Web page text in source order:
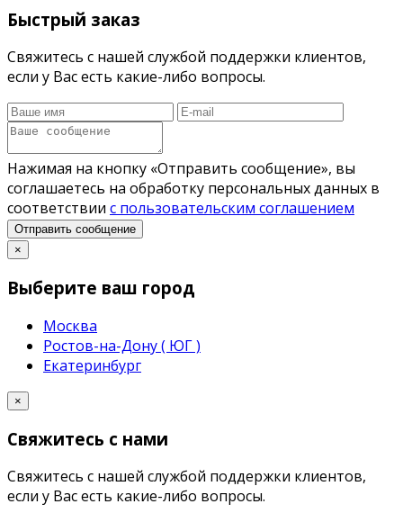
Быстрый заказ
Свяжитесь с нашей службой поддержки клиентов,
если у Вас есть какие-либо вопросы.
Нажимая на кнопку «Отправить сообщение», вы
соглашаетесь на обработку персональных данных в
соответствии с пользовательским соглашением
Отправить сообщение
×
Выберите ваш город
Москва
Ростов-на-Дону ( ЮГ )
Екатеринбург
×
Свяжитесь с нами
Свяжитесь с нашей службой поддержки клиентов,
если у Вас есть какие-либо вопросы.